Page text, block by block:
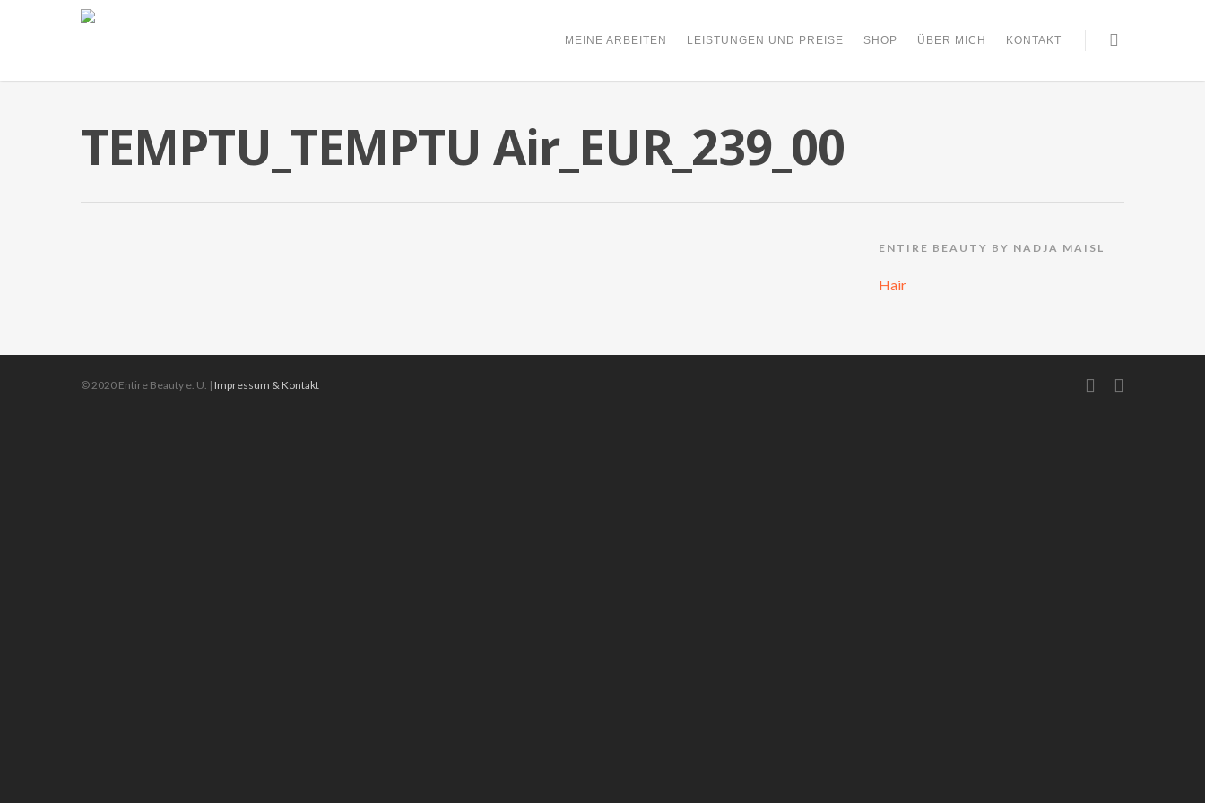
MEINE ARBEITEN LEISTUNGEN UND PREISE SHOP ÜBER MICH KONTAKT
TEMPTU_TEMPTU Air_EUR_239_00
ENTIRE BEAUTY BY NADJA MAISL
Hair
© 2020 Entire Beauty e. U. | Impressum & Kontakt